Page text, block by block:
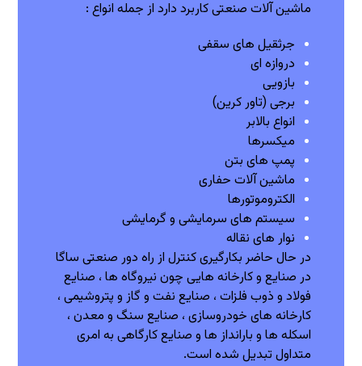
ماشین آلات صنعتی کاربرد دارد از جمله انواع :
جرثقیل های سقفی
دروازه ای
بازویی
برجی (تاور کرین)
انواع بالابر
میکسرها
پمپ های بتن
ماشین آلات حفاری
الکتروموتورها
سیستم های سرمایشی و گرمایشی
نوار های نقاله
در حال حاضر بکارگیری کنترل از راه دور صنعتی ساگا
در صنایع و کارخانه هایی چون نیروگاه ها ، صنایع
فولاد و ذوب فلزات ، صنایع نفت و گاز و پتروشیمی ،
کارخانه های خودروسازی ،‌ صنایع سنگ و معدن ،
اسکله ها و بارانداز ها و صنایع کارگاهی به امری
متداول تبدیل شده است.